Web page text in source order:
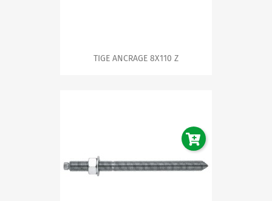
TIGE ANCRAGE 8X110 Z